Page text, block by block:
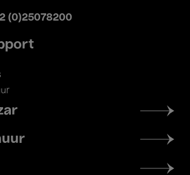
(0)25078200